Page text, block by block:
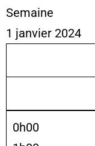
Semaine
1 janvier 2024
0h00